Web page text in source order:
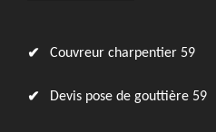
Couvreur charpentier 59
Devis pose de gouttière 59